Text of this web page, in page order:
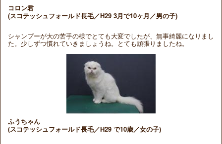
コロン君
(スコテッシュフォールド長毛／H29 3月で10ヶ月／男の子)
シャンプーが大の苦手の様でとても大変でしたが、無事綺麗になりまし
た。少しずつ慣れていきましょうね。とても頑張りましたね。
ふうちゃん
(スコテッシュフォールド長毛／H29 で10歳／女の子)